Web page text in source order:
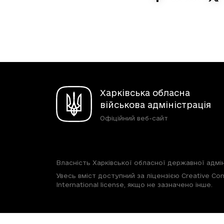
Харківська обласна
військова адміністрація
Офіційний веб-сайт
Власність Харківської обласної державної
Увесь вміст доступний за ліцензією Creative
International license, якщо не зазначено інше.